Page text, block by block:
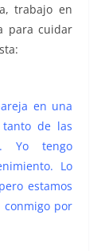
trabajo en
para cuidar
en una
de las
Yo tengo
Lo
estamos
conmigo por